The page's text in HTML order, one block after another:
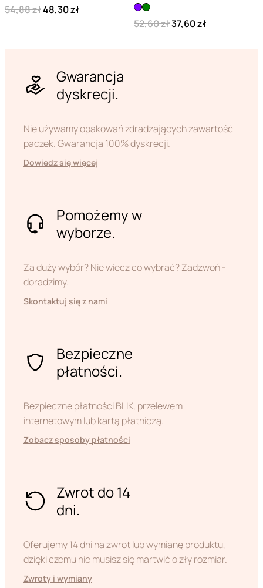
54,88 zł48,30 zł
52,60 zł37,60 zł
Gwarancja
dyskrecji.
Nie używamy opakowań zdradzających zawartość
paczek. Gwarancja 100% dyskrecji.
Dowiedz się więcej
Pomożemy w
wyborze.
Za duży wybór? Nie wiecz co wybrać? Zadzwoń -
doradzimy.
Skontaktuj się z nami
Bezpieczne
płatności.
Bezpieczne płatności BLIK, przelewem
internetowym lub kartą płatniczą.
Zobacz sposoby płatności
Zwrot do 14
dni.
Oferujemy 14 dni na zwrot lub wymianę produktu,
dzięki czemu nie musisz się martwić o zły rozmiar.
Zwroty i wymiany